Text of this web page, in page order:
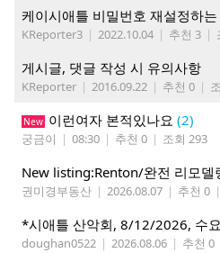
케이시애틀 비밀번호 재설정하는
KReporter3 | 2022.10.04 | 추천 3 |
게시글, 댓글 작성 시 유의사항
KReporter | 2016.09.22 | 추천 0 |
New 이런여자 본적있나요 (2)
궁금이 | 08:30 | 추천 0 | 조회 293
New listing:Renton/완전 리모델
권미경부동산 | 2026.08.07 | 추천 0 |
doughan0522 | 2026.08.06 | 추천 0